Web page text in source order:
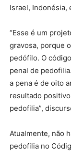
Israel, Indonésia,
“Esse é um
gravosa, porque
pedófilo. O
penal de
a pena é de oito
resultado
pedofilia”,
Atualmente, não
pedofilia no